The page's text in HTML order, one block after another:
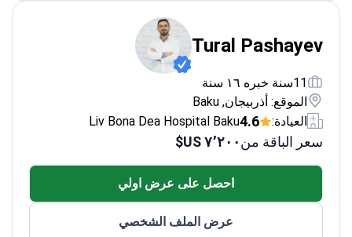
Tural Pashayev
11سنة خبره ١٦ سنة
الموقع: أذربيجان, Baku
العيادة:
4.6
Liv Bona Dea Hospital Baku
سعر الباقة من٧٬٢٠٠ US$
احصل على عرض اولي
عرض الملف الشخصي